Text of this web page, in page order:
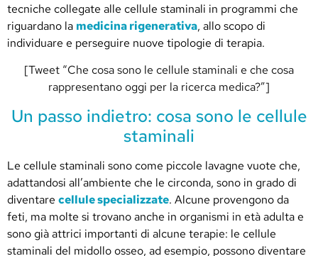
tecniche collegate alle cellule staminali in programmi che
riguardano la medicina rigenerativa, allo scopo di
individuare e perseguire nuove tipologie di terapia.
[Tweet “Che cosa sono le cellule staminali e che cosa
rappresentano oggi per la ricerca medica?”]
Un passo indietro: cosa sono le cellule
staminali
Le cellule staminali sono come piccole lavagne vuote che,
adattandosi all’ambiente che le circonda, sono in grado di
diventare cellule specializzate. Alcune provengono da
feti, ma molte si trovano anche in organismi in età adulta e
sono già attrici importanti di alcune terapie: le cellule
staminali del midollo osseo, ad esempio, possono diventare